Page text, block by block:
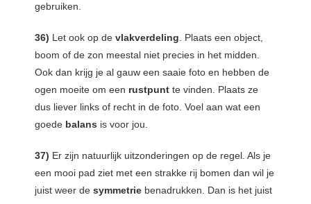
gebruiken.
36) Let ook op de vlakverdeling. Plaats een object,
boom of de zon meestal niet precies in het midden.
Ook dan krijg je al gauw een saaie foto en hebben de
ogen moeite om een rustpunt te vinden. Plaats ze
dus liever links of recht in de foto. Voel aan wat een
goede balans is voor jou.
37) Er zijn natuurlijk uitzonderingen op de regel. Als je
een mooi pad ziet met een strakke rij bomen dan wil je
juist weer de symmetrie benadrukken. Dan is het juist